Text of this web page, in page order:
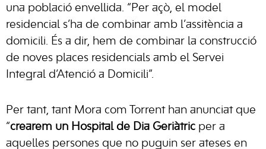
una població envellida. “Per açò, el model
residencial s’ha de combinar amb l’assitència a
domicili. És a dir, hem de combinar la construcció
de noves places residencials amb el Servei
Integral d’Atenció a Domicili”.
Per tant, tant Mora com Torrent han anunciat que
“crearem un Hospital de Dia Geriàtric per a
aquelles persones que no puguin ser ateses en